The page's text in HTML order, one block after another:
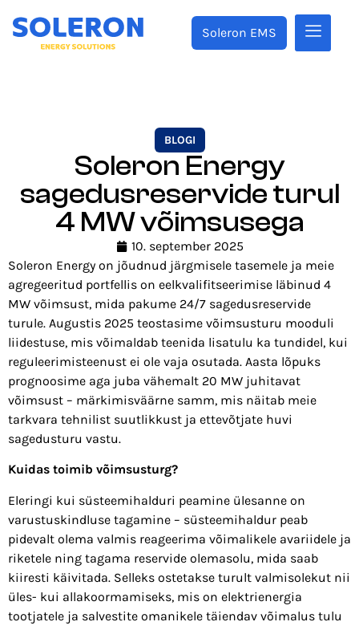
Soleron EMS
BLOGI
Soleron Energy
sagedusreservide turul
4 MW võimsusega
10. september 2025
Soleron Energy on jõudnud järgmisele tasemele ja meie
agregeeritud portfellis on eelkvalifitseerimise läbinud 4
MW võimsust, mida pakume 24/7 sagedusreservide
turule. Augustis 2025 teostasime võimsusturu mooduli
liidestuse, mis võimaldab teenida lisatulu ka tundidel, kui
reguleerimisteenust ei ole vaja osutada. Aasta lõpuks
prognoosime aga juba vähemalt 20 MW juhitavat
võimsust – märkimisväärne samm, mis näitab meie
tarkvara tehnilist suutlikkust ja ettevõtjate huvi
sagedusturu vastu.
Kuidas toimib võimsusturg?
Eleringi kui süsteemihalduri peamine ülesanne on
varustuskindluse tagamine – süsteemihaldur peab
pidevalt olema valmis reageerima võimalikele avariidele ja
riketele ning tagama reservide olemasolu, mida saab
kiiresti käivitada. Selleks ostetakse turult valmisolekut nii
üles- kui allakoormamiseks, mis on elektrienergia
tootjatele ja salvestite omanikele täiendav võimalus tulu